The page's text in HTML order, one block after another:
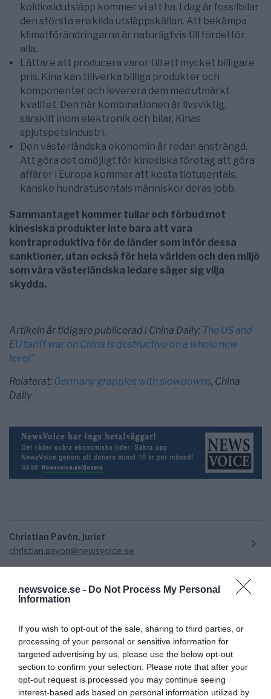
newsvoice.se - Do Not Process My Personal
Information
If you wish to opt-out of the sale, sharing to third parties, or
processing of your personal or sensitive information for
targeted advertising by us, please use the below opt-out
section to confirm your selection. Please note that after your
opt-out request is processed you may continue seeing
interest-based ads based on personal information utilized by
koldioxidutsläpp kommer vi att ha. I dag är fossilbilar
den största enskilda utsläppskällan. Att bekämpa
klimatförändringarna är naturligtvis till fördel för
alla.
Lättare att producera varor till ett mycket billigare
pris. Kina kan tillverka billiga produkter och
komponenter och leverera dem med utmärkt
kvalitet. Den här kombinationen är livsviktig,
särskilt inom elektronik och bilar, Kinas
spjutspetsindustri.
Den västerländska ekonomin är redan ansträngd.
Att göra det omöjligt för kinesiska företag att göra
affärer i Europa kommer att kosta tiotusentals,
kanske hundratusentals människor deras jobb.
Sammantaget kommer tullar och förbud mot
kinesiska produkter inte bara att vara
kontraproduktiva för de länder som inför dessa
sanktioner, utan också för hela världen och den miljö
som våra västerländska ledare säger sig vilja
skydda.
Artikeln är tidigare publicerad i China Daily: The US and
EU tariff war on China is destructive on a whole new
level”
Relaterat: Germany grapples with slowdowns, China
Daily
Christian Pavón, jurist
christian.pavon@newsvoice.se
Ämnen: tullkrig mot kina